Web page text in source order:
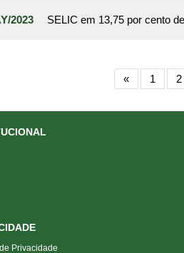
2023 SELIC em 13,75 por cento
« 1 2
Privacidade